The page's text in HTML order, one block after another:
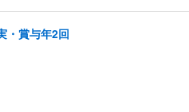
・賞与年2回